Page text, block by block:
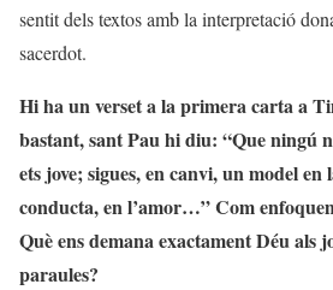
sentit dels textos amb la interpretació
sacerdot.
Hi ha un verset a la primera carta a
bastant, sant Pau hi diu: “Que ningú
ets jove; sigues, en canvi, un model
conducta, en l’amor…” Com
Què ens demana exactament Déu als
paraules?